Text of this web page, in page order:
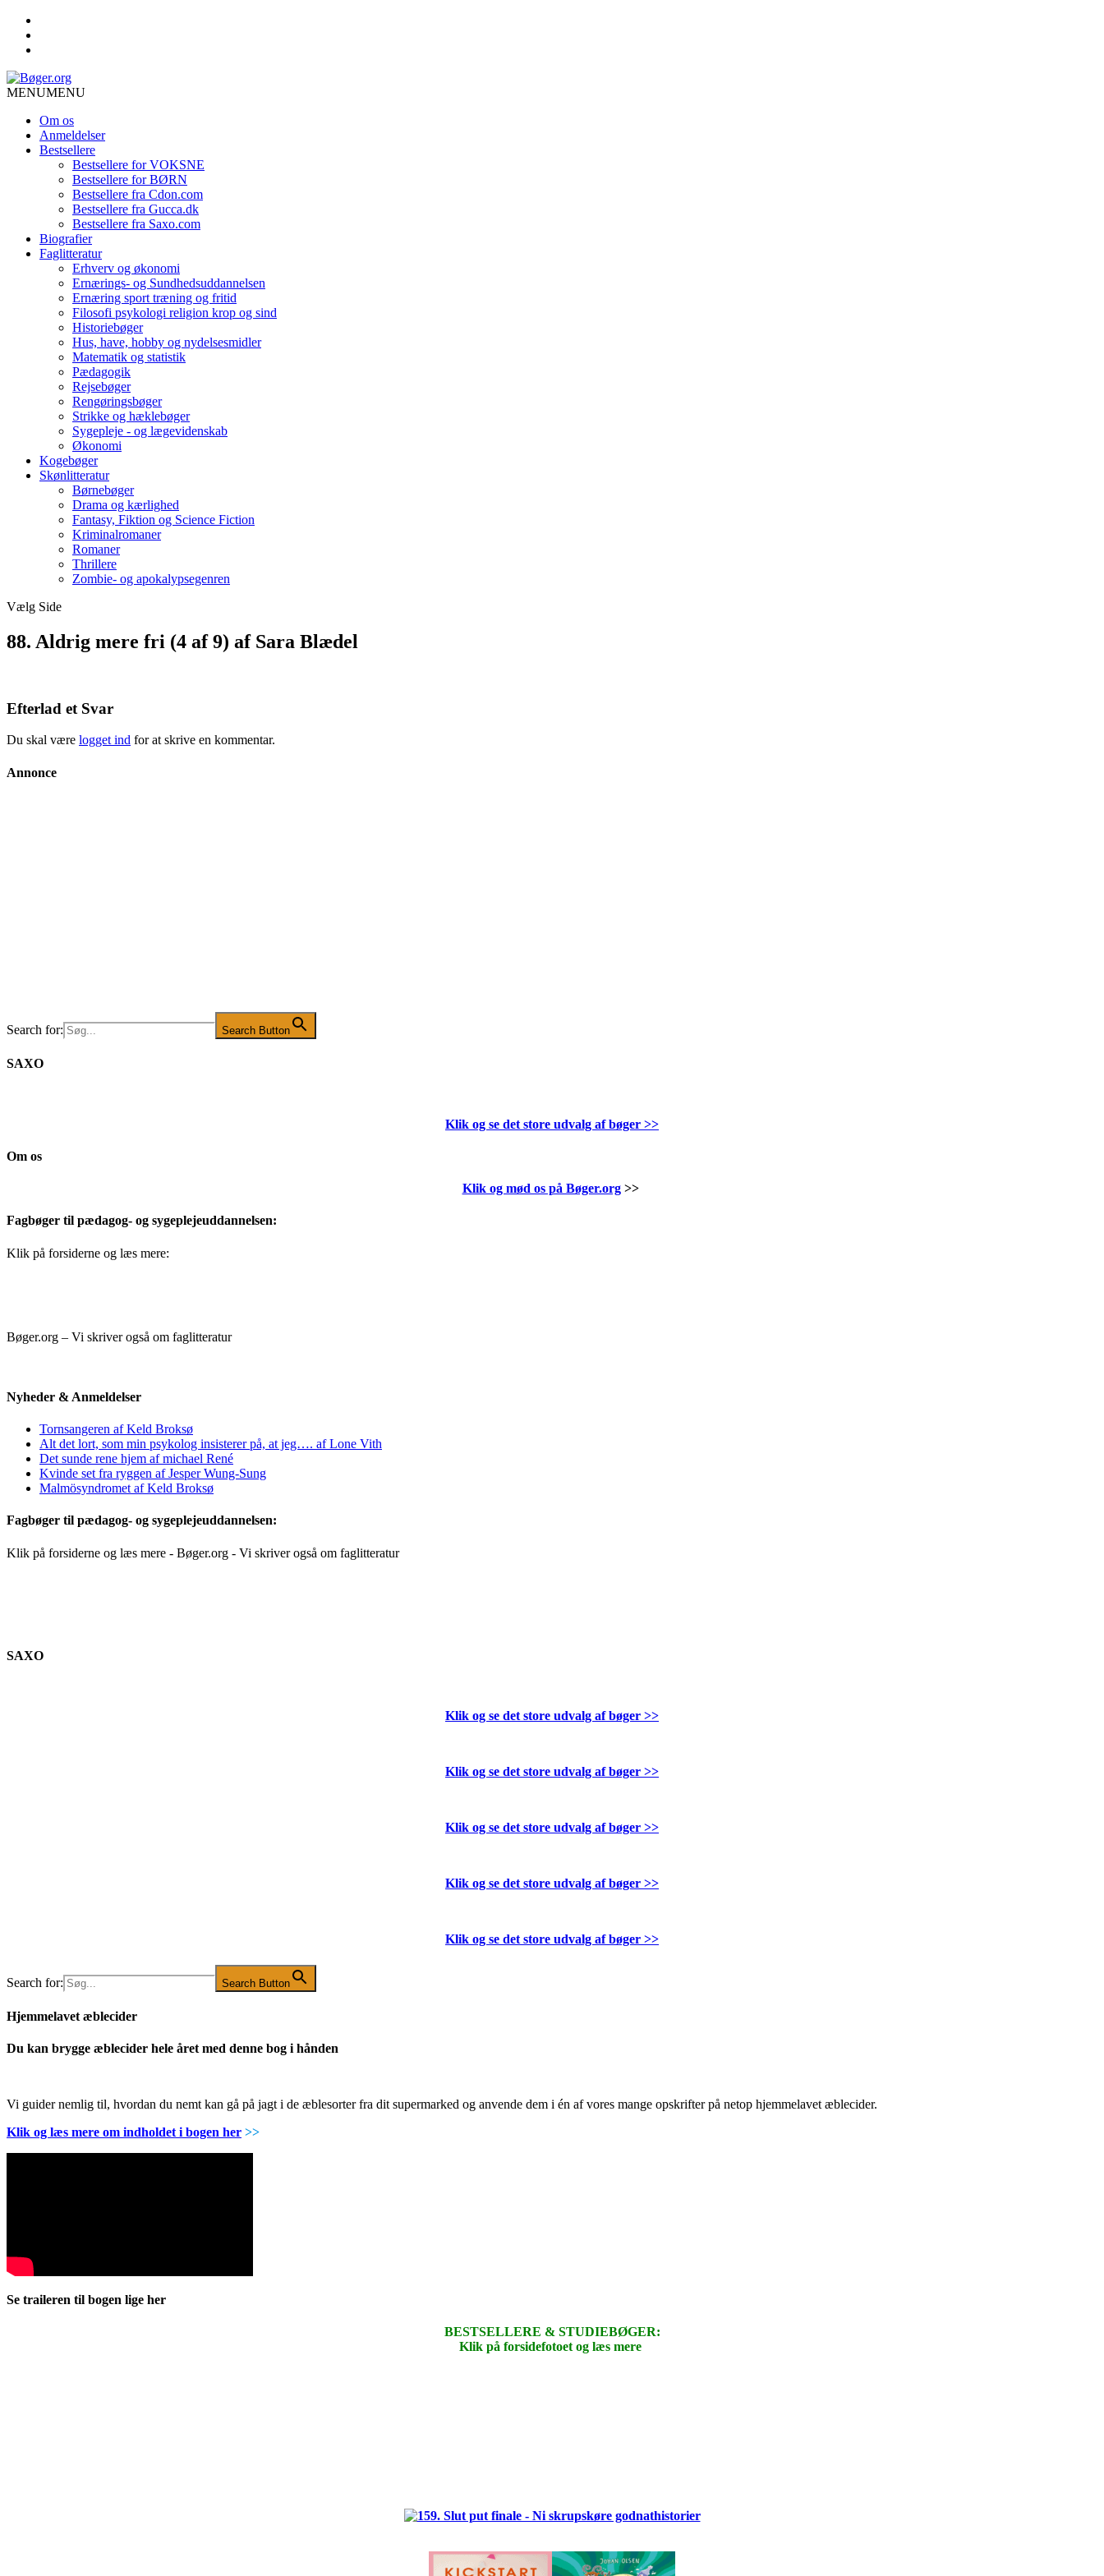
MENUMENU
Om os
Anmeldelser
Bestsellere
Bestsellere for VOKSNE
Bestsellere for BØRN
Bestsellere fra Cdon.com
Bestsellere fra Gucca.dk
Bestsellere fra Saxo.com
Biografier
Faglitteratur
Erhverv og økonomi
Ernærings- og Sundhedsuddannelsen
Ernæring sport træning og fritid
Filosofi psykologi religion krop og sind
Historiebøger
Hus, have, hobby og nydelsesmidler
Matematik og statistik
Pædagogik
Rejsebøger
Rengøringsbøger
Strikke og hæklebøger
Sygepleje - og lægevidenskab
Økonomi
Kogebøger
Skønlitteratur
Børnebøger
Drama og kærlighed
Fantasy, Fiktion og Science Fiction
Kriminalromaner
Romaner
Thrillere
Zombie- og apokalypsegenren
Vælg Side
88. Aldrig mere fri (4 af 9) af Sara Blædel
Efterlad et Svar
Du skal være logget ind for at skrive en kommentar.
Annonce
Search for: Search Button
SAXO
Klik og se det store udvalg af bøger >>
Om os
Klik og mød os på Bøger.org>>
Fagbøger til pædagog- og sygeplejeuddannelsen:
Klik på forsiderne og læs mere:
Bøger.org – Vi skriver også om faglitteratur
Nyheder & Anmeldelser
Tornsangeren af Keld Broksø
Alt det lort, som min psykolog insisterer på, at jeg…. af Lone Vith
Det sunde rene hjem af michael René
Kvinde set fra ryggen af Jesper Wung-Sung
Malmösyndromet af Keld Broksø
Fagbøger til pædagog- og sygeplejeuddannelsen:
Klik på forsiderne og læs mere - Bøger.org - Vi skriver også om faglitteratur
SAXO
Klik og se det store udvalg af bøger >>
Klik og se det store udvalg af bøger >>
Klik og se det store udvalg af bøger >>
Klik og se det store udvalg af bøger >>
Klik og se det store udvalg af bøger >>
Search for: Search Button
Hjemmelavet æblecider
Du kan brygge æblecider hele året med denne bog i hånden
Vi guider nemlig til, hvordan du nemt kan gå på jagt i de æblesorter fra dit supermarked og anvende dem i én af vores mange opskrifter på netop hjemmelavet æblecider.
Klik og læs mere om indholdet i bogen her >>
Se traileren til bogen lige her
BESTSELLERE & STUDIEBØGER:
Klik på forsidefotoet og læs mere